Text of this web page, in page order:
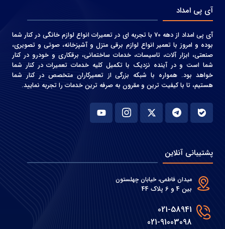
آی پی امداد
آی پی امداد از دهه 70 با تجربه ای در تعمیرات انواع لوازم خانگی در کنار شما
بوده و امروز با تعمیر انواع لوازم برقی منزل و آشپزخانه، صوتی و‌ تصویری،
صنعتی، ابزار آلات، تاسیسات، خدمات ساختمانی، برقکاری و خودرو در کنار
شما است و در آینده نزدیک با تکمیل کلیه خدمات تعمیرات در کنار شما
خواهد بود. همواره با شبکه بزرگی از تعمیرکاران متخصص در کنار شما
هستیم، تا با کیفیت ترین و مقرون به صرفه ترین خدمات را تجربه نمایید.
پشتیبانی آنلاین
میدان فاطمی، خیابان چهلستون
بین 4 و 6 پلاک 44
021-58941
021-91003098